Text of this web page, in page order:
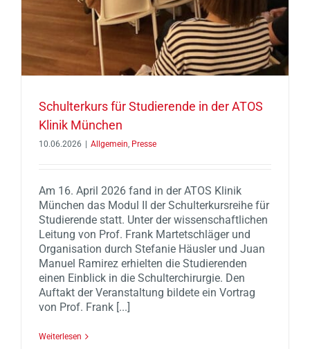
Schulterkurs für Studierende in der ATOS
Klinik München
10.06.2026 Allgemein, Presse
Am 16. April 2026 fand in der ATOS Klinik
München das Modul II der Schulterkursreihe für
Studierende statt. Unter der wissenschaftlichen
Leitung von Prof. Frank Martetschläger und
Organisation durch Stefanie Häusler und Juan
Manuel Ramirez erhielten die Studierenden
einen Einblick in die Schulterchirurgie. Den
Auftakt der Veranstaltung bildete ein Vortrag
von Prof. Frank [...]
Weiterlesen